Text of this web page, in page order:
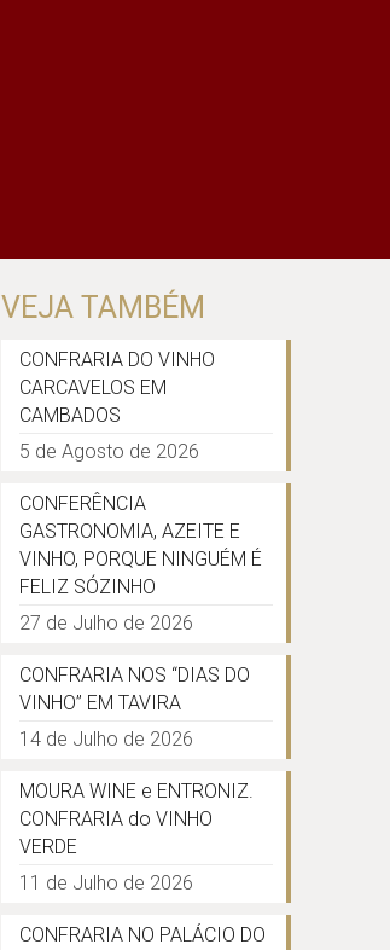
VEJA TAMBÉM
CONFRARIA DO VINHO
CARCAVELOS EM
CAMBADOS
5 de Agosto de 2026
CONFERÊNCIA
GASTRONOMIA, AZEITE E
VINHO, PORQUE NINGUÉM É
FELIZ SÓZINHO
27 de Julho de 2026
CONFRARIA NOS “DIAS DO
VINHO” EM TAVIRA
14 de Julho de 2026
MOURA WINE e ENTRONIZ.
CONFRARIA do VINHO
VERDE
11 de Julho de 2026
CONFRARIA NO PALÁCIO DO